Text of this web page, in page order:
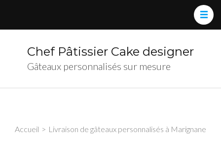
Chef Pâtissier Cake designer
Gâteaux personnalisés sur mesure
Accueil > Livraison de gâteaux personnalisés à Marignane